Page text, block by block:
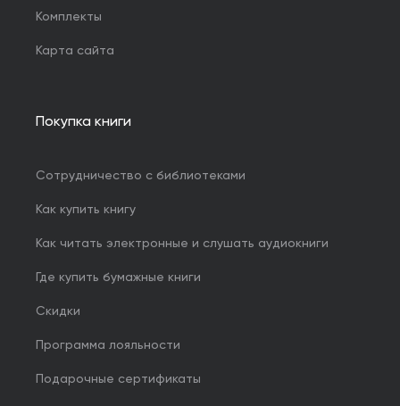
Комплекты
Карта сайта
Покупка книги
Сотрудничество с библиотеками
Как купить книгу
Как читать электронные и слушать аудиокниги
Где купить бумажные книги
Скидки
Программа лояльности
Подарочные сертификаты